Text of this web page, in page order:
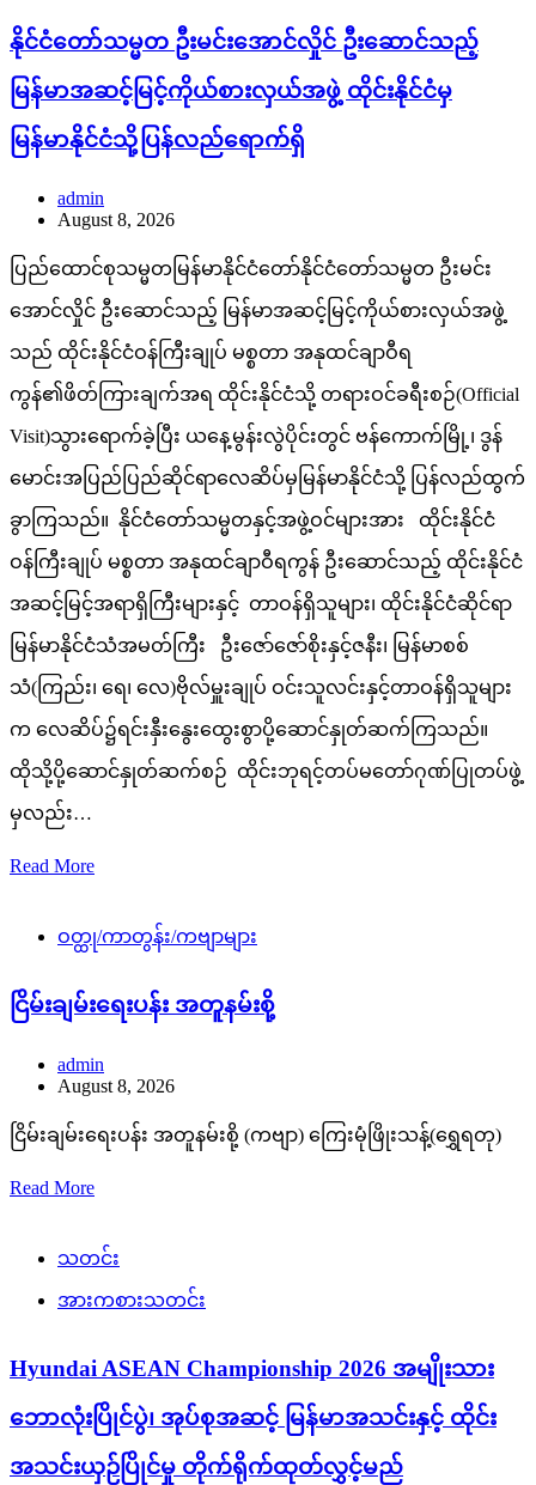
နိုင်ငံတော်သမ္မတ ဦးမင်းအောင်လှိုင် ဦးဆောင်သည့်
မြန်မာအဆင့်မြင့်ကိုယ်စားလှယ်အဖွဲ့ ထိုင်းနိုင်ငံမှ
မြန်မာနိုင်ငံသို့ပြန်လည်ရောက်ရှိ
admin
August 8, 2026
ပြည်ထောင်စုသမ္မတမြန်မာနိုင်ငံတော်နိုင်ငံတော်သမ္မတ ဦးမင်း
အောင်လှိုင် ဦးဆောင်သည့် မြန်မာအဆင့်မြင့်ကိုယ်စားလှယ်အဖွဲ့
သည် ထိုင်းနိုင်ငံဝန်ကြီးချုပ် မစ္စတာ အနုထင်ချာဝီရ
ကွန်၏ဖိတ်ကြားချက်အရ ထိုင်းနိုင်ငံသို့ တရားဝင်ခရီးစဉ်(Official
Visit)သွားရောက်ခဲ့ပြီး ယနေ့မွန်းလွဲပိုင်းတွင် ဗန်ကောက်မြို့၊ ဒွန်
မောင်းအပြည်ပြည်ဆိုင်ရာလေဆိပ်မှမြန်မာနိုင်ငံသို့ ပြန်လည်ထွက်
ခွာကြသည်။ နိုင်ငံတော်သမ္မတနှင့်အဖွဲ့ဝင်များအား ထိုင်းနိုင်ငံ
ဝန်ကြီးချုပ် မစ္စတာ အနုထင်ချာဝီရကွန် ဦးဆောင်သည့် ထိုင်းနိုင်ငံ
အဆင့်မြင့်အရာရှိကြီးများနှင့် တာဝန်ရှိသူများ၊ ထိုင်းနိုင်ငံဆိုင်ရာ
မြန်မာနိုင်ငံသံအမတ်ကြီး ဦးဇော်ဇော်စိုးနှင့်ဇနီး၊ မြန်မာစစ်
သံ(ကြည်း၊ ရေ၊ လေ)ဗိုလ်မှူးချုပ် ဝင်းသူလင်းနှင့်တာဝန်ရှိသူများ
က လေဆိပ်၌ရင်းနှီးနွေးထွေးစွာပို့ဆောင်နှုတ်ဆက်ကြသည်။
ထိုသို့ပို့ဆောင်နှုတ်ဆက်စဉ် ထိုင်းဘုရင့်တပ်မတော်ဂုဏ်ပြုတပ်ဖွဲ့
မှလည်း…
Read More
ဝတ္ထု/ကာတွန်း/ကဗျာများ
ငြိမ်းချမ်းရေးပန်း အတူနမ်းစို့
admin
August 8, 2026
ငြိမ်းချမ်းရေးပန်း အတူနမ်းစို့ (ကဗျာ) ကြေးမုံဖြိုးသန့်(ရွှေရတု)
Read More
သတင်း
အားကစားသတင်း
Hyundai ASEAN Championship 2026 အမျိုးသား
ဘောလုံးပြိုင်ပွဲ၊ အုပ်စုအဆင့် မြန်မာအသင်းနှင့် ထိုင်း
အသင်းယှဉ်ပြိုင်မှု တိုက်ရိုက်ထုတ်လွှင့်မည်